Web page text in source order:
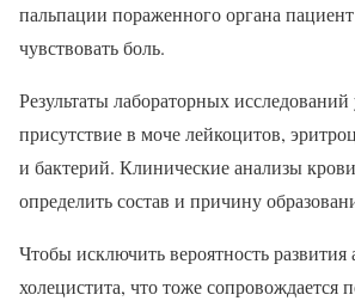
пальпации пораженного органа
чувствовать боль.
Результаты лабораторных
присутствие в моче лейкоцитов,
и бактерий. Клинические анализы
определить состав и причину
Чтобы исключить вероятность
холецистита, что тоже сопровождается